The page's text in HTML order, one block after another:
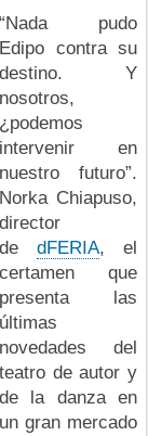
“Nada pudo
Edipo contra su
destino. Y
nosotros,
¿podemos
intervenir en
nuestro futuro”.
Norka Chiapuso,
director
de dFERIA, el
certamen que
presenta las
últimas
novedades del
teatro de autor y
de la danza en
un gran mercado